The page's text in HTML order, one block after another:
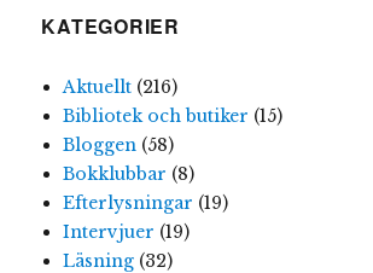
KATEGORIER
Aktuellt(216)
Bibliotek och butiker (15)
Bloggen (58)
Bokklubbar (8)
Efterlysningar (19)
Intervjuer (19)
Läsning(32)